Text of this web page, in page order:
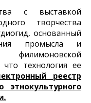
с выставкой
творчества
основанный
промысла и
филимоновской
технология ее
реестр
этнокультурного